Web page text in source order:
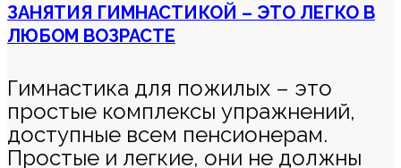
ЗАНЯТИЯ ГИМНАСТИКОЙ – ЭТО ЛЕГКО В
ЛЮБОМ ВОЗРАСТЕ
Гимнастика для пожилых – это
простые комплексы упражнений,
доступные всем пенсионерам.
Простые и легкие, они не должны